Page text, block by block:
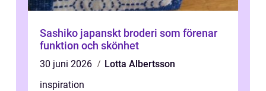
Sashiko japanskt broderi som förenar
funktion och skönhet
30 juni 2026
Lotta Albertsson
inspiration